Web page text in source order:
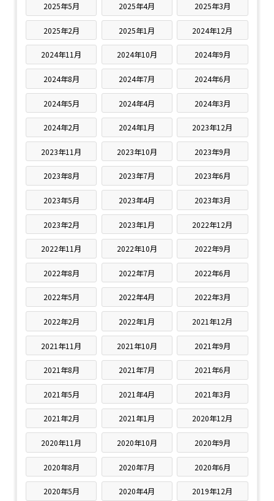
2025年5月 2025年4月 2025年3月
2025年2月 2025年1月 2024年12月
2024年11月 2024年10月 2024年9月
2024年8月 2024年7月 2024年6月
2024年5月 2024年4月 2024年3月
2024年2月 2024年1月 2023年12月
2023年11月 2023年10月 2023年9月
2023年8月 2023年7月 2023年6月
2023年5月 2023年4月 2023年3月
2023年2月 2023年1月 2022年12月
2022年11月 2022年10月 2022年9月
2022年8月 2022年7月 2022年6月
2022年5月 2022年4月 2022年3月
2022年2月 2022年1月 2021年12月
2021年11月 2021年10月 2021年9月
2021年8月 2021年7月 2021年6月
2021年5月 2021年4月 2021年3月
2021年2月 2021年1月 2020年12月
2020年11月 2020年10月 2020年9月
2020年8月 2020年7月 2020年6月
2020年5月 2020年4月 2019年12月